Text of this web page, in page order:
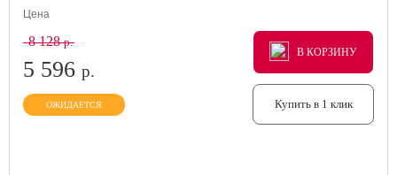
Цена
8 128р.
5 596 р.
ОЖИДАЕТСЯ
В КОРЗИНУ
В КОРЗИНУ
В КОРЗИНУ
Купить в 1 клик